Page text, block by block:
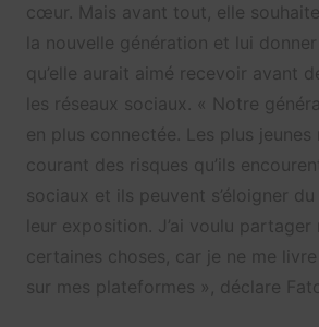
cœur. Mais avant tout, elle
la nouvelle génération et lui
qu’elle aurait aimé recevoir avant
les réseaux sociaux. « Notre
en plus connectée. Les plus jeunes
courant des risques qu’ils
sociaux et ils peuvent s’éloigner
leur exposition. J’ai voulu
certaines choses, car je ne me
sur mes plateformes », déclare